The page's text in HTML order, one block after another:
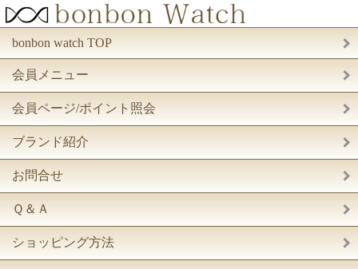
bonbon watch TOP
会員メニュー
会員ページ/ポイント照会
ブランド紹介
お問合せ
Ｑ＆Ａ
ショッピング方法